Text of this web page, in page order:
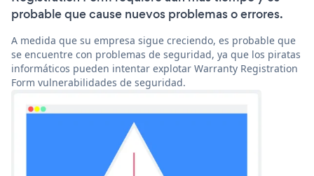
probable que cause nuevos problemas o errores.
A medida que su empresa sigue creciendo, es probable que
se encuentre con problemas de seguridad, ya que los piratas
informáticos pueden intentar explotar Warranty Registration
Form vulnerabilidades de seguridad.